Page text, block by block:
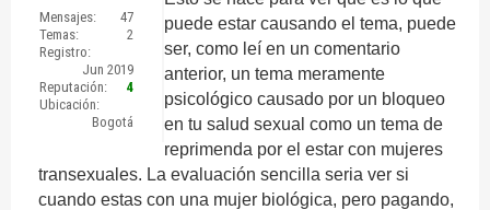
Mensajes:
47
Temas:
2
Registro:
Jun 2019
Reputación:
4
Ubicación:
Bogotá
puede estar causando el tema, puede
ser, como leí en un comentario
anterior, un tema meramente
psicológico causado por un bloqueo
en tu salud sexual como un tema de
reprimenda por el estar con mujeres
transexuales. La evaluación sencilla seria ver si
cuando estas con una mujer biológica, pero pagando,